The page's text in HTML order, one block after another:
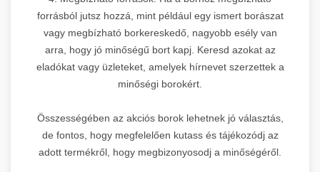
forrásból jutsz hozzá, mint például egy ismert borászat
vagy megbízható borkereskedő, nagyobb esély van
arra, hogy jó minőségű bort kapj. Keresd azokat az
eladókat vagy üzleteket, amelyek hírnevet szerzettek a
minőségi borokért.
Összességében az akciós borok lehetnek jó választás,
de fontos, hogy megfelelően kutass és tájékozódj az
adott termékről, hogy megbizonyosodj a minőségéről.